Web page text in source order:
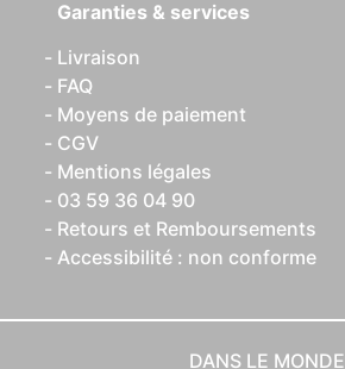
Garanties & services
Livraison
FAQ
Moyens de paiement
CGV
Mentions légales
03 59 36 04 90
Retours et Remboursements
Accessibilité : non conforme
DANS LE MONDE